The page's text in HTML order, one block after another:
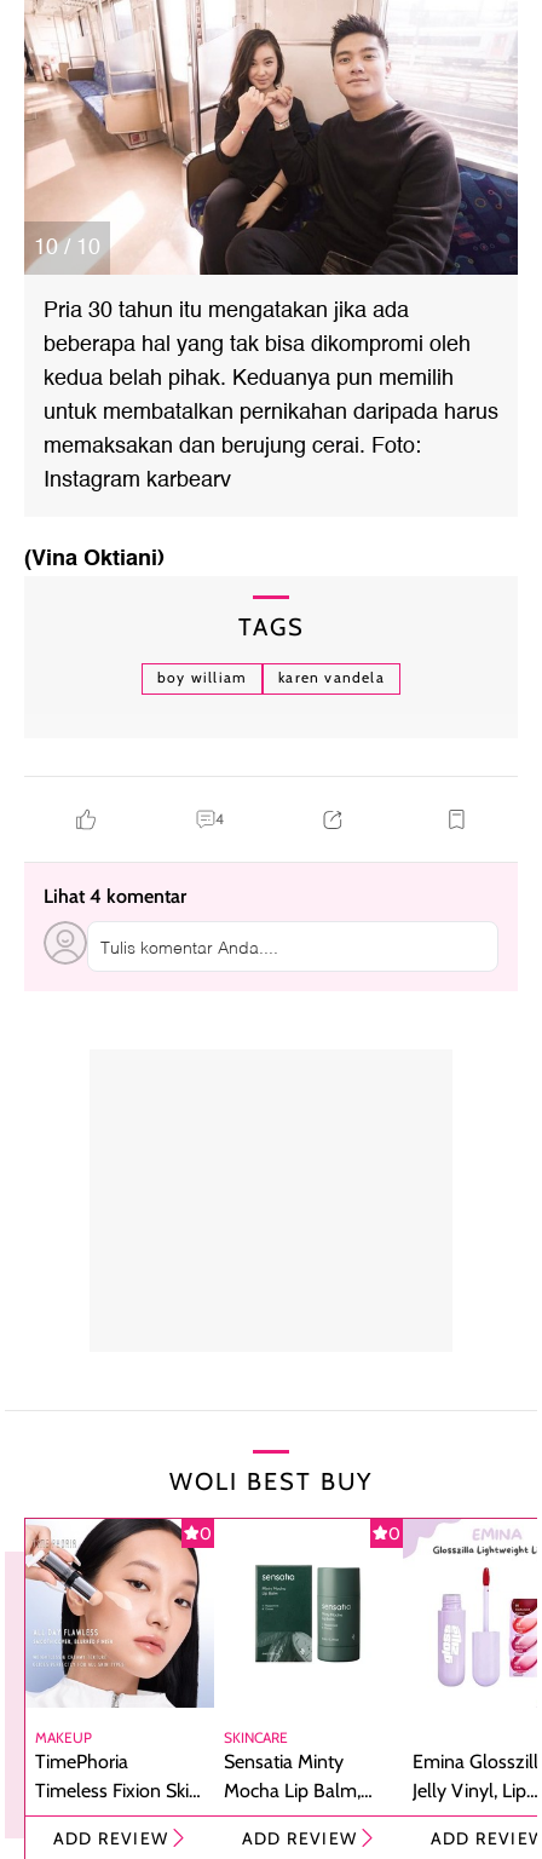
10 / 10
Pria 30 tahun itu mengatakan jika ada
beberapa hal yang tak bisa dikompromi oleh
kedua belah pihak. Keduanya pun memilih
untuk membatalkan pernikahan daripada harus
memaksakan dan berujung cerai. Foto:
Instagram karbearv
(Vina Oktiani)
TAGS
boy william karen vandela
4
Lihat 4 komentar
Tulis komentar Anda....
WOLI BEST BUY
0
MAKEUP
TimePhoria
Timeless Fixion Skin
Tint Stick,
Foundation dan
ADD REVIEW
0
SKINCARE
Sensatia Minty
Mocha Lip Balm,
Pelembap Bibir
dengan Aroma
ADD REVIEW
Emina
Jelly Vinyl, Lip
Cream Glossy
Ringan
ADD